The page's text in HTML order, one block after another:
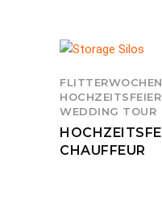
FLITTERWOCHEN
WEDDING TOUR
CHAUFFEUR